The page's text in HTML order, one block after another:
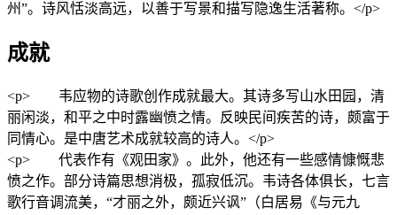
州”。诗风恬淡高远，以善于写景和描写隐逸生活著称。</p>
成就
<p> 韦应物的诗歌创作成就最大。其诗多写山水田园，清
丽闲淡，和平之中时露幽愤之情。反映民间疾苦的诗，颇富于
同情心。是中唐艺术成就较高的诗人。</p>
<p> 代表作有《观田家》。此外，他还有一些感情慷慨悲
愤之作。部分诗篇思想消极，孤寂低沉。韦诗各体俱长，七言
歌行音调流美，“才丽之外，颇近兴讽”（白居易《与元九